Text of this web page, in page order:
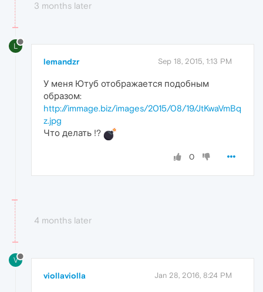
3 months later
L
lemandzr Sep 18, 2015, 1:13 PM
У меня Ютуб отображается подобным
образом:
http://immage.biz/images/2015/08/19/JtKwaVmBq
z.jpg
Что делать !?
0
4 months later
V
viollaviolla Jan 28, 2016, 8:24 PM